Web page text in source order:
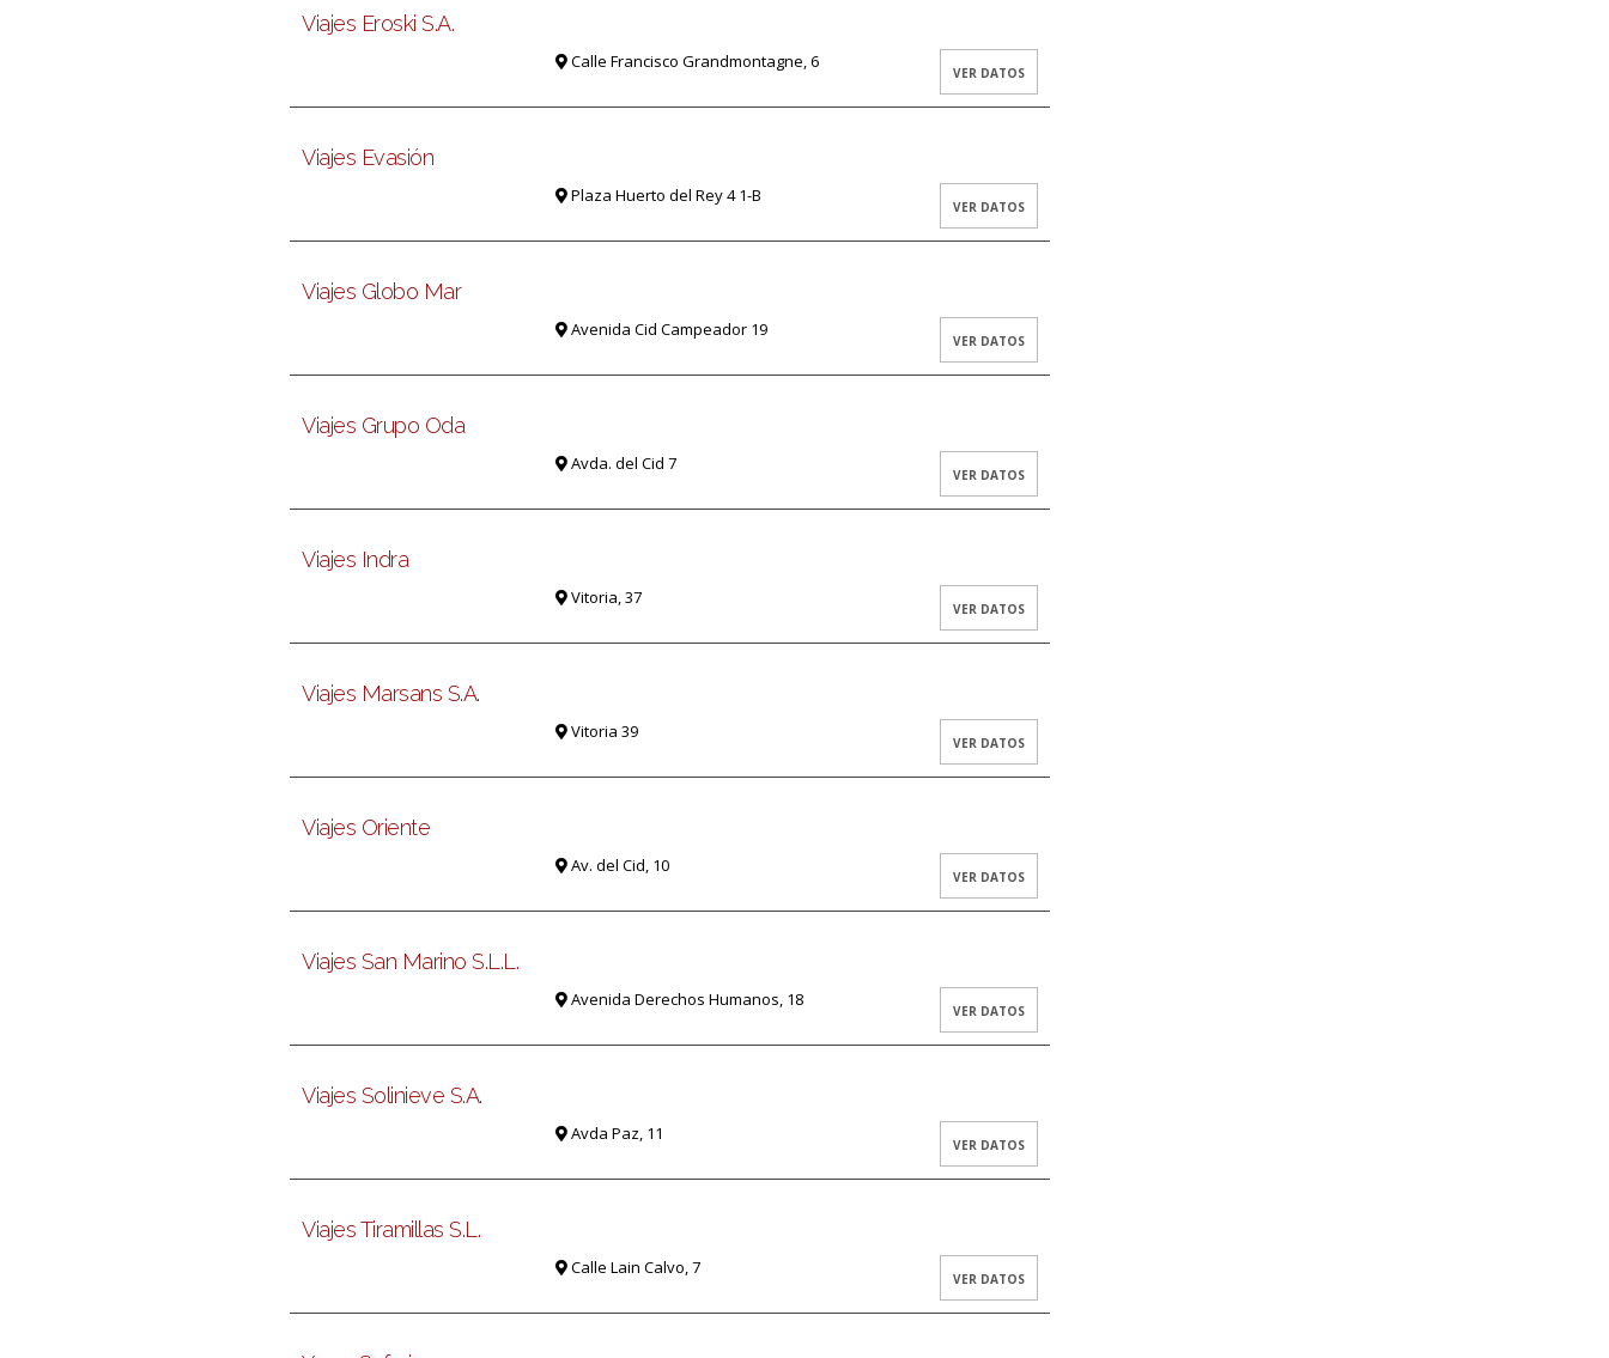
Viajes Eroski S.A.
Calle Francisco Grandmontagne, 6
VER DATOS
Viajes Evasión
Plaza Huerto del Rey 4 1-B
VER DATOS
Viajes Globo Mar
Avenida Cid Campeador 19
VER DATOS
Viajes Grupo Oda
Avda. del Cid 7
VER DATOS
Viajes Indra
Vitoria, 37
VER DATOS
Viajes Marsans S.A.
Vitoria 39
VER DATOS
Viajes Oriente
Av. del Cid, 10
VER DATOS
Viajes San Marino S.L.L.
Avenida Derechos Humanos, 18
VER DATOS
Viajes Solinieve S.A.
Avda Paz, 11
VER DATOS
Viajes Tiramillas S.L.
Calle Lain Calvo, 7
VER DATOS